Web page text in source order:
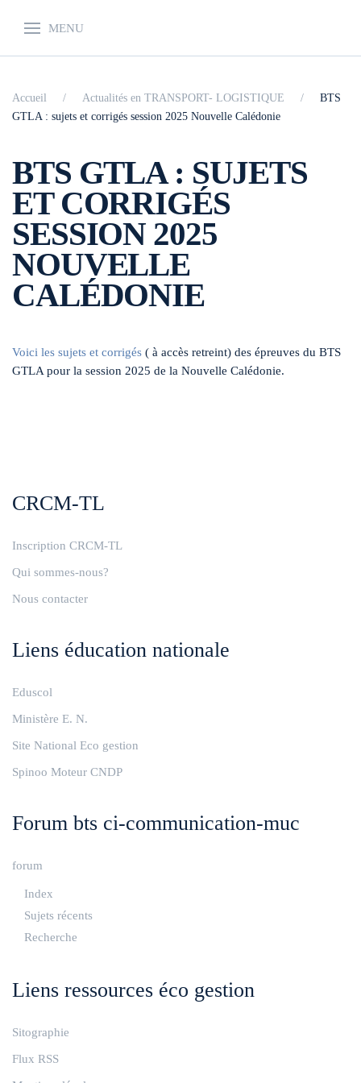
MENU
Accueil Actualités en TRANSPORT- LOGISTIQUE
BTS
GTLA : sujets et corrigés session 2025 Nouvelle Calédonie
BTS GTLA : SUJETS
ET CORRIGÉS
SESSION 2025
NOUVELLE
CALÉDONIE
Voici les sujets et corrigés ( à accès retreint) des épreuves du BTS
GTLA pour la session 2025 de la Nouvelle Calédonie.
CRCM-TL
Inscription CRCM-TL
Qui sommes-nous?
Nous contacter
Liens éducation nationale
Eduscol
Ministère E. N.
Site National Eco gestion
Spinoo Moteur CNDP
Forum bts ci-communication-muc
forum
Index
Sujets récents
Recherche
Liens ressources éco gestion
Sitographie
Flux RSS